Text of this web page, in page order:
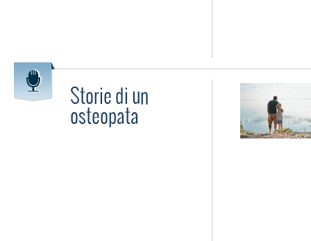
Storie di un
osteopata